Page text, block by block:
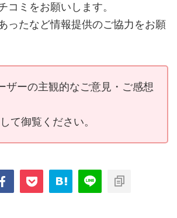
コミをお願いします。
ったなど情報提供のご協力をお願
ザーの主観的なご意見・ご感想
て御覧ください。